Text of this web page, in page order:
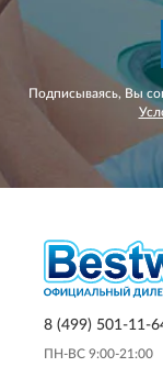
Подписываясь, Вы
8 (499) 501-11-
ПН-ВС 9:00-21:00